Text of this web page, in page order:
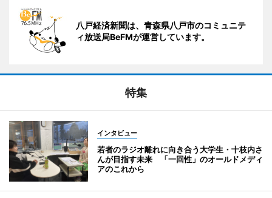
八戸経済新聞は、青森県八戸市のコミュニテ
ィ放送局BeFMが運営しています。
特集
インタビュー
若者のラジオ離れに向き合う大学生・十枝内さ
んが目指す未来 「一回性」のオールドメディ
アのこれから